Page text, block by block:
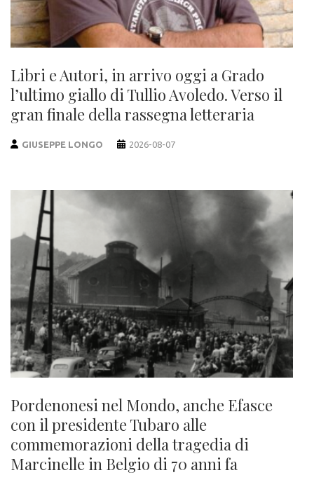
Libri e Autori, in arrivo oggi a Grado
l’ultimo giallo di Tullio Avoledo. Verso il
gran finale della rassegna letteraria
GIUSEPPE LONGO 2026-08-07
Pordenonesi nel Mondo, anche Efasce
con il presidente Tubaro alle
commemorazioni della tragedia di
Marcinelle in Belgio di 70 anni fa